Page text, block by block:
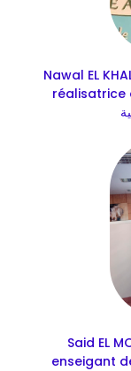
Nawal EL
réalisatrice
Said EL
enseigant